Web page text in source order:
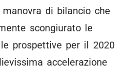
di bilancio che
scongiurato le
prospettive per il 2020
accelerazione